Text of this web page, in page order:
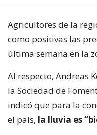
Agricultores de la
como positivas las
última semana en la
Al respecto, Andreas
la Sociedad de
indicó que para la
el país, la lluvia es